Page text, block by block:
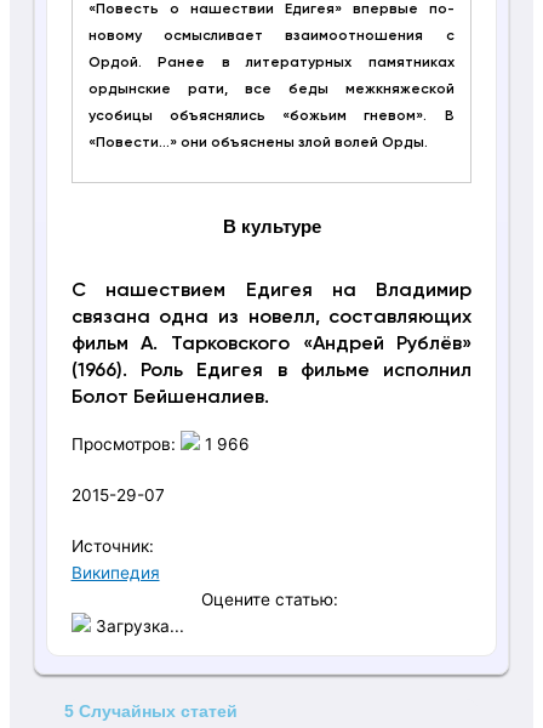
«Повесть о нашествии Едигея» впервые по-
новому осмысливает взаимоотношения с
Ордой. Ранее в литературных памятниках
ордынские рати, все беды межкняжеской
усобицы объяснялись «божьим гневом». В
«Повести…» они объяснены злой волей Орды.
В культуре
С нашествием Едигея на Владимир
связана одна из новелл, составляющих
фильм А. Тарковского «Андрей Рублёв»
(1966). Роль Едигея в фильме исполнил
Болот Бейшеналиев.
Просмотров: 1 966
2015-29-07
Источник:
Википедия
Оцените статью:
Загрузка...
5 Случайных статей